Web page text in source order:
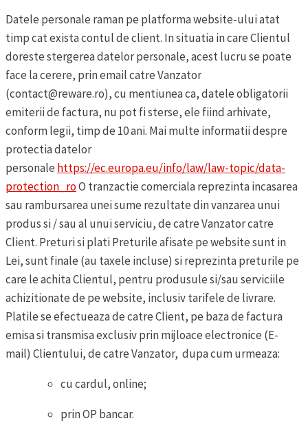
Datele personale raman pe platforma website-ului atat
timp cat exista contul de client. In situatia in care Clientul
doreste stergerea datelor personale, acest lucru se poate
face la cerere, prin email catre Vanzator
(contact@reware.ro), cu mentiunea ca, datele obligatorii
emiterii de factura, nu pot fi sterse, ele fiind arhivate,
conform legii, timp de 10 ani. Mai multe informatii despre
protectia datelor
personale https://ec.europa.eu/info/law/law-topic/data-
protection_roO tranzactie comerciala reprezinta incasarea
sau rambursarea unei sume rezultate din vanzarea unui
produs si / sau al unui serviciu, de catre Vanzator catre
Client. Preturi si platiPreturile afisate pe website sunt in
Lei, sunt finale (au taxele incluse) si reprezinta preturile pe
care le achita Clientul, pentru produsule si/sau serviciile
achizitionate de pe website, inclusiv tarifele de livrare.
Platile se efectueaza de catre Client, pe baza de factura
emisa si transmisa exclusiv prin mijloace electronice (E-
mail) Clientului, de catre Vanzator, dupa cum urmeaza:
cu cardul, online;
prin OP bancar.